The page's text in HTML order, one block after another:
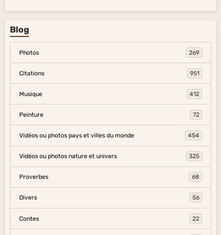
Blog
Photos 269
Citations 951
Musique 412
Peinture 72
Vidéos ou photos pays et villes du monde 454
Vidéos ou photos nature et univers 325
Proverbes 68
Divers 56
Contes 22